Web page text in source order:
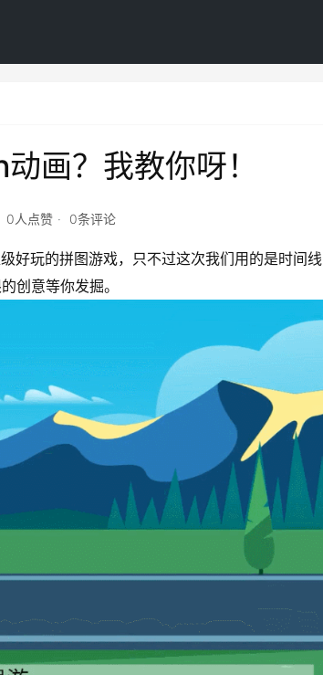
画？我教你呀！
0人点赞 0条评论
好玩的拼图游戏，只不过这次我们用的是时间线
创意等你发掘。